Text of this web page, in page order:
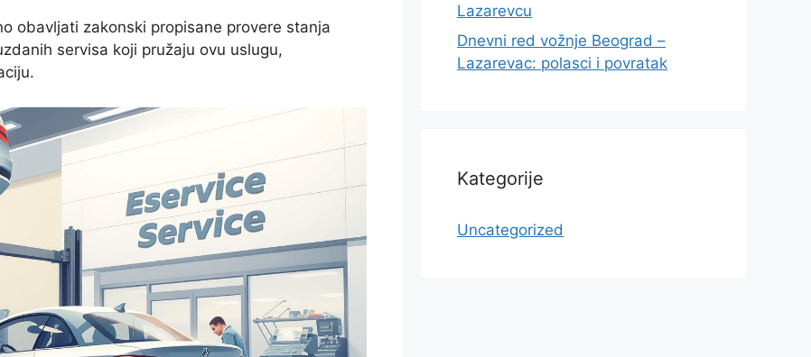
obavljati zakonski propisane provere stanja
servisa koji pružaju ovu uslugu,
Lazarevcu
Dnevni red vožnje Beograd –
Lazarevac: polasci i povratak
Kategorije
Uncategorized